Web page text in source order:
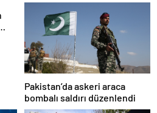
Pakistan’da askeri araca
bombalı saldırı düzenlendi